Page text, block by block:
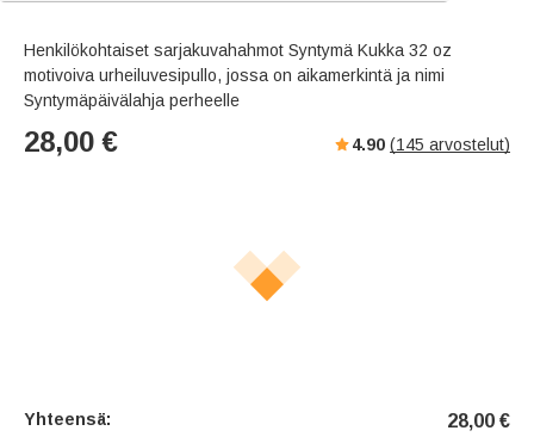
Henkilökohtaiset sarjakuvahahmot Syntymä Kukka 32 oz
motivoiva urheiluvesipullo, jossa on aikamerkintä ja nimi
Syntymäpäivälahja perheelle
28,00 € 4.90 (145 arvostelut)
Yhteensä: 28,00 €